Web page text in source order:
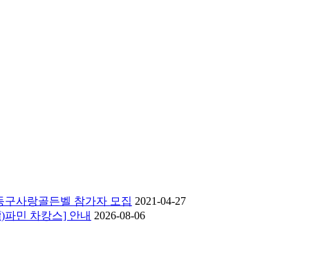
사랑골든벨 참가자 모집 2021-04-27
파민 차캉스] 안내 2026-08-06